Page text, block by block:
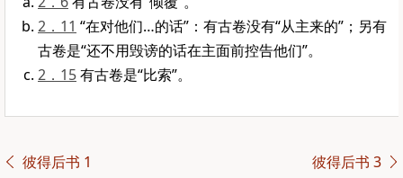
2．11 “在对他们…的话”：有古卷没有“从主来的”；另有
古卷是“还不用毁谤的话在主面前控告他们”。
2．15有古卷是“比索”。
彼得后书 1 彼得后书 3